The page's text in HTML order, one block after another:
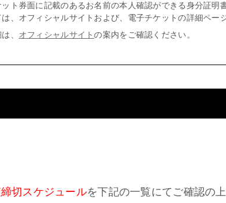
ト券面に記載のあるお名前の本人確認ができる身分証明
、オフィシャルサイトおよび、電子チケットの詳細ペー
、 オフィシャルサイトの案内をご確認ください。
切スケジュールを下記の一覧にてご確認の